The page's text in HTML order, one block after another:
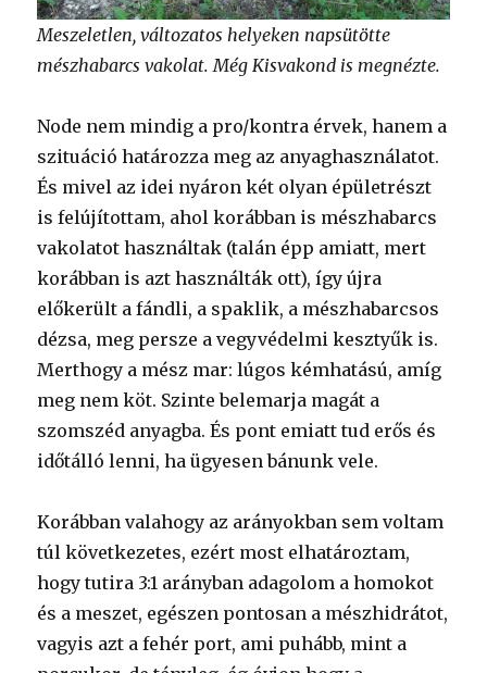
Meszeletlen, változatos helyeken napsütötte
mészhabarcs vakolat. Még Kisvakond is megnézte.
Node nem mindig a pro/kontra érvek, hanem a
szituáció határozza meg az anyaghasználatot.
És mivel az idei nyáron két olyan épületrészt
is felújítottam, ahol korábban is mészhabarcs
vakolatot használtak (talán épp amiatt, mert
korábban is azt használták ott), így újra
előkerült a fándli, a spaklik, a mészhabarcsos
dézsa, meg persze a vegyvédelmi kesztyűk is.
Merthogy a mész mar: lúgos kémhatású, amíg
meg nem köt. Szinte belemarja magát a
szomszéd anyagba. És pont emiatt tud erős és
időtálló lenni, ha ügyesen bánunk vele.
Korábban valahogy az arányokban sem voltam
túl következetes, ezért most elhatároztam,
hogy tutira 3:1 arányban adagolom a homokot
és a meszet, egészen pontosan a mészhidrátot,
vagyis azt a fehér port, ami puhább, mint a